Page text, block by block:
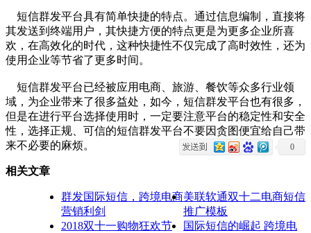
短信群发平台具有简单快捷的特点。通过信息编制，直接将
其发送到终端用户，其快捷方便的特点更是为更多企业所喜
欢，在高效化的时代，这种快捷性不仅完成了高时效性，还为
使用企业等节省了更多时间。
短信群发平台已经被应用电商、旅游、餐饮等众多行业领
域，为企业带来了很多益处，如今，短信群发平台也有很多，
但是在进行平台选择使用时，一定要注意平台的稳定性和安全
性，选择正规、可信的短信群发平台不要因贪图便宜给自己带
来不必要的麻烦。
0
相关文章
群发国际短信，跨境电商
营销利剑
美联软通双十二电商短信
推广模板
2018双十一购物狂欢节
国际短信的崛起 跨境电